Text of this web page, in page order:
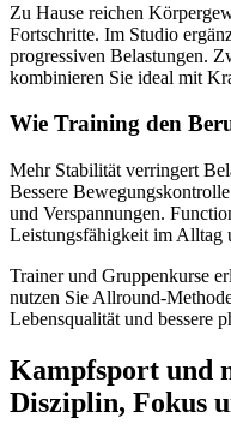
Zu Hause reichen
Fortschritte. Im Studio
progressiven Belastungen.
kombinieren Sie ideal mit
Wie Training den
Mehr Stabilität verringert
Bessere
und Verspannungen.
Leistungsfähigkeit im Alltag
Trainer und Gruppenkurse
nutzen Sie Allround-
Lebensqualität und bessere
Kampfsport und
Disziplin, Fokus